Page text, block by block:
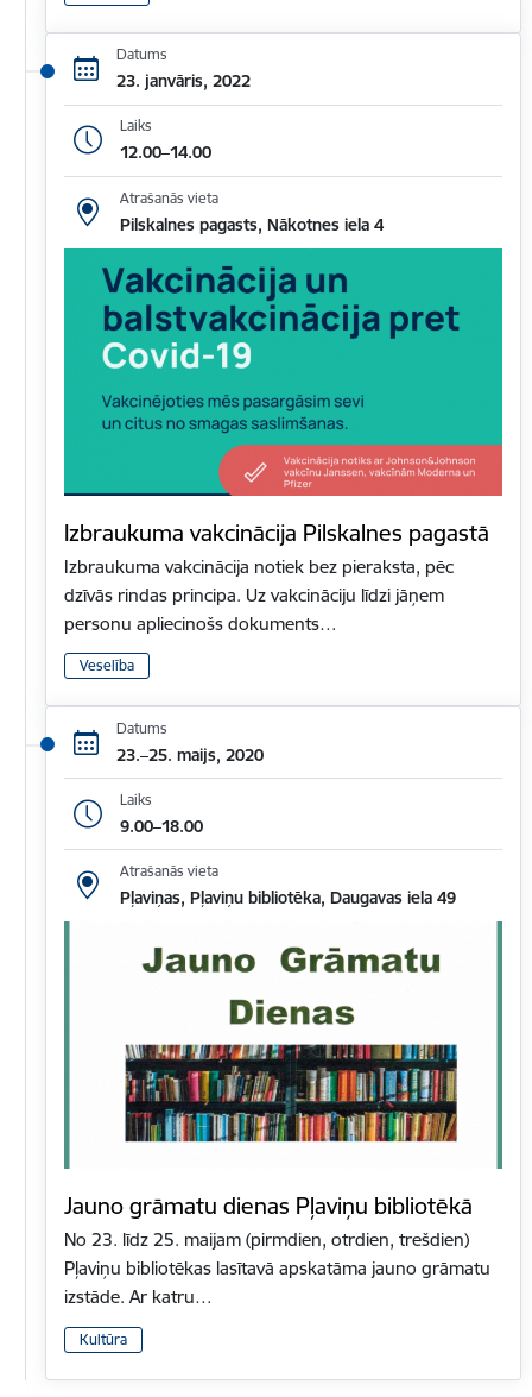
Datums
23. janvāris, 2022
Laiks
12.00–14.00
Atrašanās vieta
Pilskalnes pagasts, Nākotnes iela 4
Izbraukuma vakcinācija Pilskalnes pagastā
Izbraukuma vakcinācija notiek bez pieraksta, pēc
dzīvās rindas principa. Uz vakcināciju līdzi jāņem
personu apliecinošs dokuments…
Veselība
Datums
23.–25. maijs, 2020
Laiks
9.00–18.00
Atrašanās vieta
Pļaviņas, Pļaviņu bibliotēka, Daugavas iela 49
Jauno grāmatu dienas Pļaviņu bibliotēkā
No 23. līdz 25. maijam (pirmdien, otrdien, trešdien)
Pļaviņu bibliotēkas lasītavā apskatāma jauno grāmatu
izstāde. Ar katru…
Kultūra